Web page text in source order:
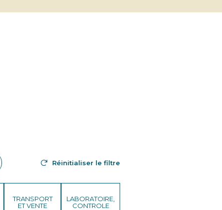
Réinitialiser le filtre
TRANSPORT
ET VENTE
LABORATOIRE,
CONTROLE